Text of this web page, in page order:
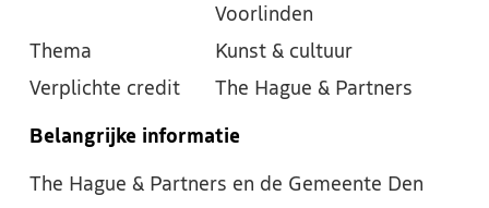
Voorlinden
Thema
Kunst & cultuur
Verplichte credit
The Hague & Partners
Belangrijke informatie
The Hague & Partners en de Gemeente Den